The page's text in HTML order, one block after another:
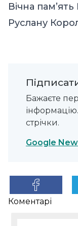
Вічна
Руслану
Бажаєте
стрічки.
Google
Коментарі